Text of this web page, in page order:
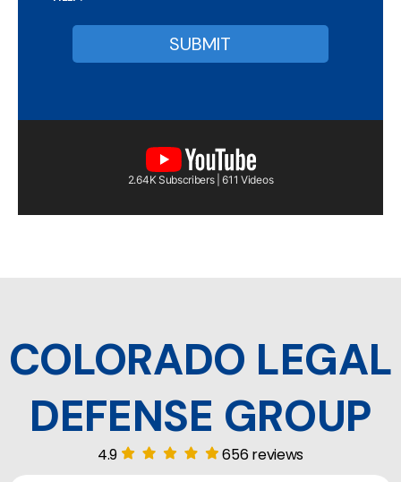
2.64K Subscribers | 611 Videos
COLORADO LEGAL
DEFENSE GROUP
4.9 656 reviews